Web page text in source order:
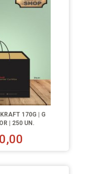
170G | G
| 250 UN.